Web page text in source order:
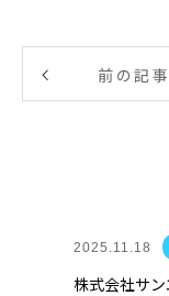
前の記事
2025.11.18
株式会社サ